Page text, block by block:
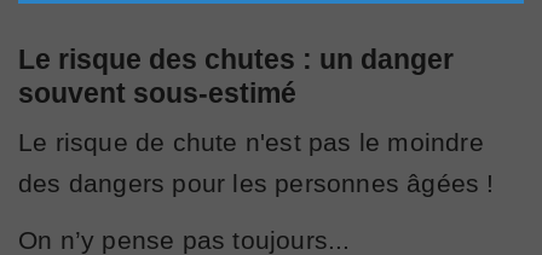
Le risque des chutes : un danger
souvent sous-estimé
Le risque de chute n'est pas le moindre
des dangers pour les personnes âgées !
On n’y pense pas toujours...